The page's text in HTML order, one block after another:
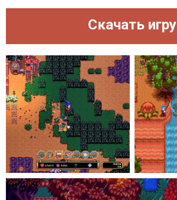
Скачать игру